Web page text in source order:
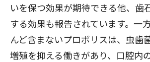
いを保つ効果が期待できる他、 歯
する効果も報告されています。一
んど含まないプロポリスは、虫歯
増殖を抑える働きがあり、 口腔内